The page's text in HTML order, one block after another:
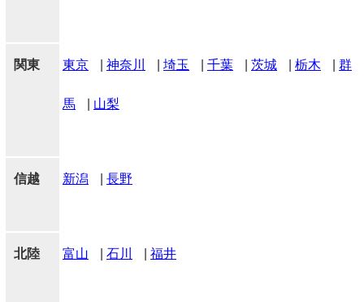
関東 東京 神奈川 埼玉 千葉 茨城 栃木 群
馬 山梨
信越 新潟 長野
北陸 富山 石川 福井